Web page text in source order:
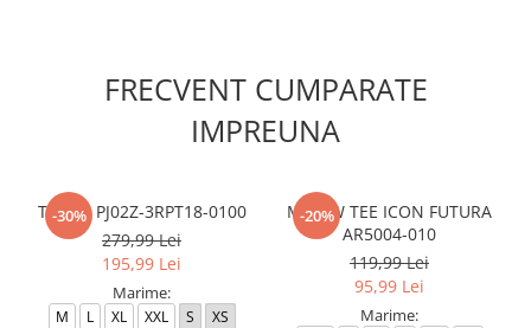
FRECVENT CUMPARATE
IMPREUNA
-30%
T-Shirt PJ02Z-3RPT18-0100
279,99 Lei
195,99 Lei
Marime:
M L XL XXL S XS
-20%
M NSW TEE ICON FUTURA
AR5004-010
119,99 Lei
95,99 Lei
Marime: